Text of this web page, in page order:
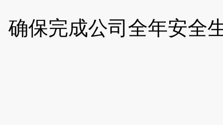
确保完成公司全年安全